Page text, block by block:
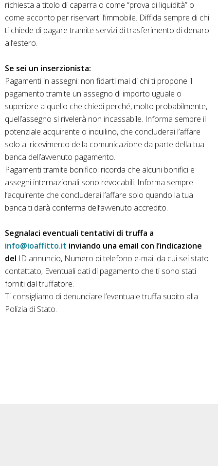
richiesta a titolo di caparra o come “prova di liquidità” o
come acconto per riservarti l’immobile. Diffida sempre di chi
ti chiede di pagare tramite servizi di trasferimento di denaro
all’estero.
Se sei un inserzionista:
Pagamenti in assegni: non fidarti mai di chi ti propone il
pagamento tramite un assegno di importo uguale o
superiore a quello che chiedi perché, molto probabilmente,
quell’assegno si rivelerà non incassabile. Informa sempre il
potenziale acquirente o inquilino, che concluderai l’affare
solo al ricevimento della comunicazione da parte della tua
banca dell’avvenuto pagamento.
Pagamenti tramite bonifico: ricorda che alcuni bonifici e
assegni internazionali sono revocabili. Informa sempre
l’acquirente che concluderai l’affare solo quando la tua
banca ti darà conferma dell’avvenuto accredito.
Segnalaci eventuali tentativi di truffa a
info@ioaffitto.it inviando una email con l’indicazione
del ID annuncio, Numero di telefono e-mail da cui sei stato
contattato; Eventuali dati di pagamento che ti sono stati
forniti dal truffatore.
Ti consigliamo di denunciare l’eventuale truffa subito alla
Polizia di Stato.